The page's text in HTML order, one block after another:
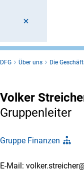
DFG Über uns Die
Volker
Gruppenleiter
Gruppe Finanzen
E-Mail: